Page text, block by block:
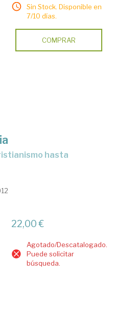
Sin Stock. Disponible en
7/10 días.
COMPRAR
22,00 €
Agotado/Descatalogado.
Puede solicitar
búsqueda.